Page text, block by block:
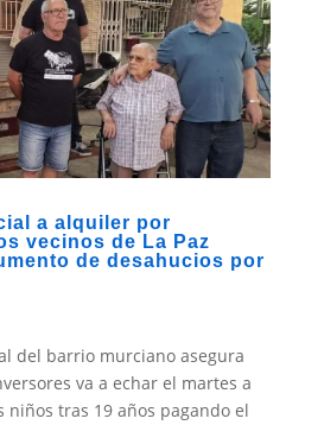
a alquiler por
vecinos de La Paz
de desahucios por
del barrio murciano asegura
va a echar el martes a
niños tras 19 años pagando el